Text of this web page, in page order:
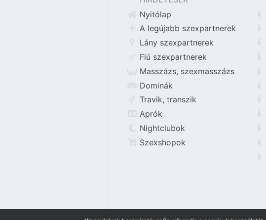
Nyitólap
A legújabb szexpartnerek
Lány szexpartnerek
Fiú szexpartnerek
Masszázs, szexmasszázs
Dominák
Travik, transzik
Aprók
Nightclubok
Szexshopok